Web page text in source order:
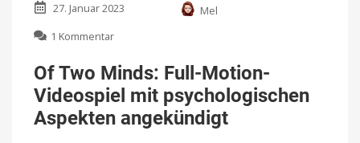
27. Januar 2023
Mel
1 Kommentar
Two
Minds:
Full-
Motion-
Videospiel
Of Two Minds: Full-Motion-
Videospiel mit psychologischen
Aspekten angekündigt